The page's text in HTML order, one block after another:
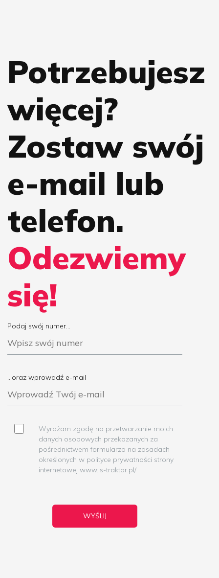
Potrzebujesz
więcej?
Zostaw swój
e-mail lub
telefon.
Odezwiemy
się!
Podaj swój numer...
...oraz wprowadź e-mail
Wyrażam zgodę na przetwarzanie moich
danych osobowych przekazanych za
pośrednictwem formularza na zasadach
określonych w polityce prywatności strony
internetowej www.ls-traktor.pl/